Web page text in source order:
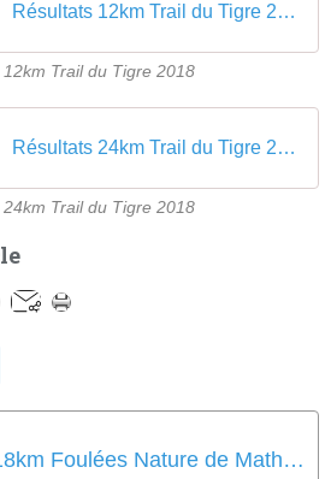
Résultats 12km Trail du Tigre 2018
Trail du Tigre 2018
Résultats 24km Trail du Tigre 2018
Trail du Tigre 2018
Résultats 5, 10 et 18km Foulées Nature de Matha 2018